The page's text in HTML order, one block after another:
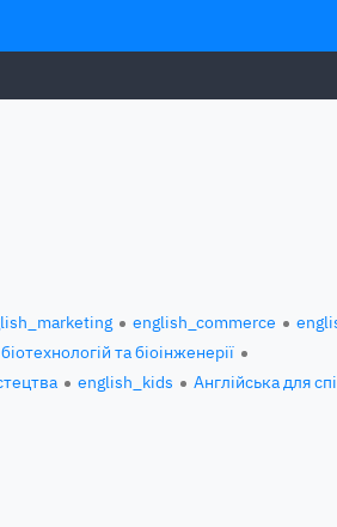
english_commerce
та біоінженерії
english_kids
Англійська для